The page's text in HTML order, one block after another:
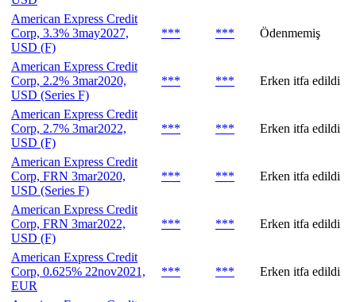
American Express Credit
Corp, 3.3% 3may2027,
USD (F)
*** *** Ödenmemiş
American Express Credit
Corp, 2.2% 3mar2020,
USD (Series F)
*** *** Erken itfa edildi
American Express Credit
Corp, 2.7% 3mar2022,
USD (F)
*** *** Erken itfa edildi
American Express Credit
Corp, FRN 3mar2020,
USD (Series F)
*** *** Erken itfa edildi
American Express Credit
Corp, FRN 3mar2022,
USD (F)
*** *** Erken itfa edildi
American Express Credit
Corp, 0.625% 22nov2021,
EUR
*** *** Erken itfa edildi